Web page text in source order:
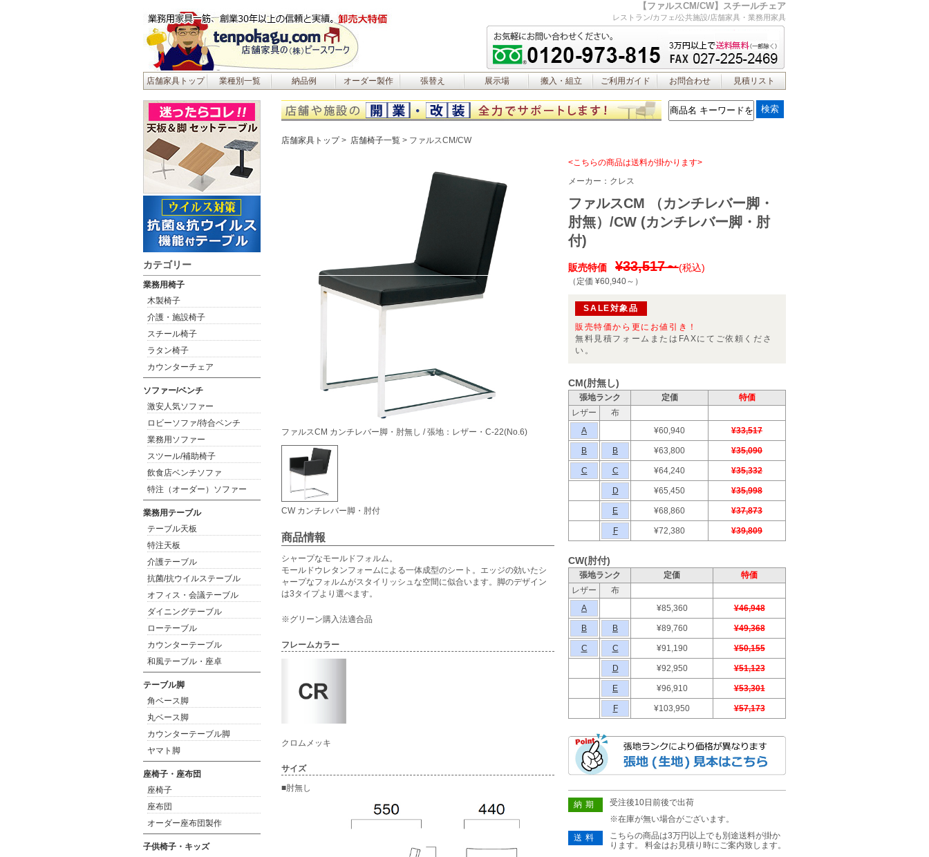
【ファルスCM/CW】スチールチェア
レストラン/カフェ/公共施設/店舗家具・業務用家具
店舗家具トップ 業種別一覧 納品例 オーダー製作 張替え 展示場 搬入・組立 ご利用ガイド お問合わせ 見積リスト
店舗家具トップ 店舗椅子一覧 ファルスCM/CW
ファルスCM カンチレバー脚・肘無し / 張地：レザー・C-22(No.6)
CW カンチレバー脚・肘付
商品情報
シャープなモールドフォルム。
モールドウレタンフォームによる一体成型のシート。エッジの効いたシ
ャープなフォルムがスタイリッシュな空間に似合います。脚のデザイン
は3タイプより選べます。
※グリーン購入法適合品
フレームカラー
クロムメッキ
サイズ
■肘無し
<こちらの商品は送料が掛かります>
メーカー： クレス
ファルスCM （カンチレバー脚・
肘無）/CW (カンチレバー脚・肘
付)
販売特価 ¥33,517～(税込)
（定価 ¥60,940～ ）
SALE対象品
販売特価から更にお値引き！
無料見積フォームまたはFAXにてご依頼くださ
い。
CM(肘無し)
張地ランク 定価
特価
レザー
布
A
¥60,940 ¥33,517
B B ¥63,800 ¥35,090
C C ¥64,240 ¥35,332
D ¥65,450 ¥35,998
E ¥68,860 ¥37,873
F ¥72,380 ¥39,809
CW(肘付)
張地ランク 定価
特価
レザー
布
A
¥85,360 ¥46,948
B B ¥89,760 ¥49,368
C C ¥91,190 ¥50,155
D ¥92,950 ¥51,123
E ¥96,910 ¥53,301
F ¥103,950 ¥57,173
納期
受注後10日前後で出荷
※在庫が無い場合がございます。
送料
こちらの商品は3万円以上でも別途送料が掛か
ります。 料金はお見積り時にご案内致します。
カテゴリー
業務用椅子
木製椅子
介護・施設椅子
スチール椅子
ラタン椅子
カウンターチェア
ソファー/ベンチ
激安人気ソファー
ロビーソファ/待合ベンチ
業務用ソファー
スツール/補助椅子
飲食店ベンチソファ
特注（オーダー）ソファー
業務用テーブル
テーブル天板
特注天板
介護テーブル
抗菌/抗ウイルステーブル
オフィス・会議テーブル
ダイニングテーブル
ローテーブル
カウンターテーブル
和風テーブル・座卓
テーブル脚
角ベース脚
丸ベース脚
カウンターテーブル脚
ヤマト脚
座椅子・座布団
座椅子
座布団
オーダー座布団製作
子供椅子・キッズ